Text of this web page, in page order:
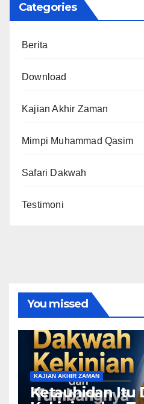
Categories
Berita
Download
Kajian Akhir Zaman
Mimpi Muhammad Qasim
Safari Dakwah
Testimoni
You missed
KAJIAN AKHIR ZAMAN
Ketauhidan Itu